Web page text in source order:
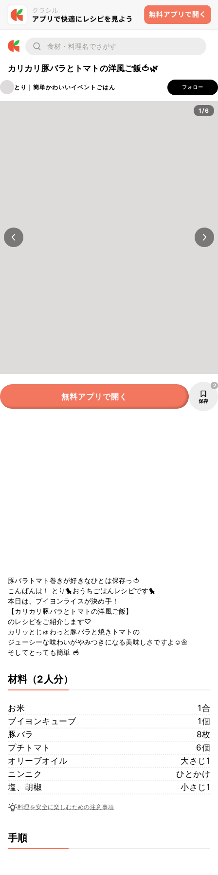
カリカリ豚バラとトマトの洋風ご飯🍅🌿
とり｜簡単かわいいイベントごはん フォロー
1/6
無料アプリで開く 保存
2
豚バラトマト巻きが好きなひとは保存っ🍅
こんばんは！ とり🐤おうちごはんレシピです🐤
本日は、ブイヨンライスが決め手！
【カリカリ豚バラとトマトの洋風ご飯】
のレシピをご紹介します♡
カリッとじゅわっと豚バラと焼きトマトの
ジューシーな味わいがやみつきになる美味しさですよ☺️🌼
そしてとっても簡単 🥣
材料（2人分）
お米
1合
ブイヨンキューブ
1個
豚バラ
8枚
プチトマト
6個
オリーブオイル
大さじ1
ニンニク
ひとかけ
塩、胡椒
小さじ1
料理を安全に楽しむための注意事項
手順